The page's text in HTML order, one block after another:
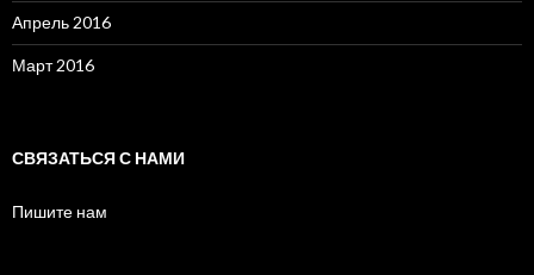
Апрель 2016
Март 2016
СВЯЗАТЬСЯ С НАМИ
Пишите нам